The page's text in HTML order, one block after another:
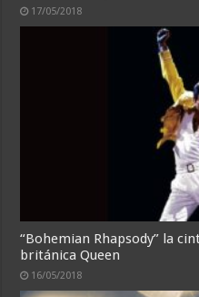
17/05/2018
“Bohemian Rhapsody” la
británica Queen
16/05/2018